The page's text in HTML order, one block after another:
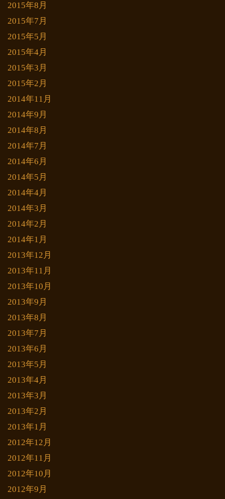
2015年8月
2015年7月
2015年5月
2015年4月
2015年3月
2015年2月
2014年11月
2014年9月
2014年8月
2014年7月
2014年6月
2014年5月
2014年4月
2014年3月
2014年2月
2014年1月
2013年12月
2013年11月
2013年10月
2013年9月
2013年8月
2013年7月
2013年6月
2013年5月
2013年4月
2013年3月
2013年2月
2013年1月
2012年12月
2012年11月
2012年10月
2012年9月